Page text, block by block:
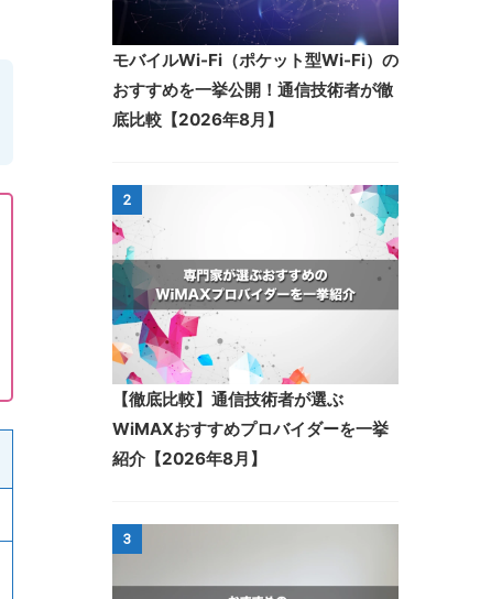
モバイルWi-Fi（ポケット型Wi-Fi）の
おすすめを一挙公開！通信技術者が徹
底比較【2026年8月】
2
【徹底比較】通信技術者が選ぶ
WiMAXおすすめプロバイダーを一挙
紹介【2026年8月】
3